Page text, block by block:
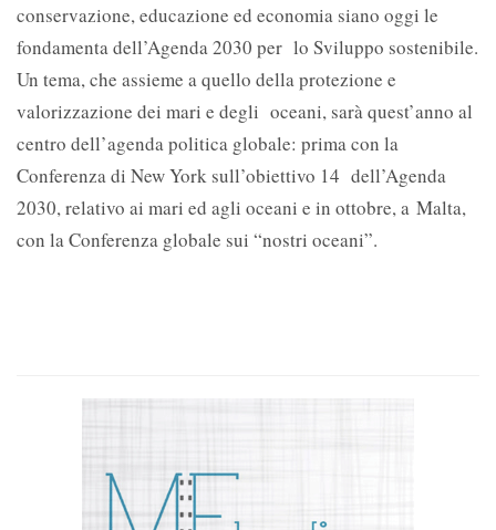
conservazione, educazione ed economia siano oggi le
fondamenta dell’Agenda 2030 per lo Sviluppo sostenibile.
Un tema, che assieme a quello della protezione e
valorizzazione dei mari e degli oceani, sarà quest’anno al
centro dell’agenda politica globale: prima con la
Conferenza di New York sull’obiettivo 14 dell’Agenda
2030, relativo ai mari ed agli oceani e in ottobre, a Malta,
con la Conferenza globale sui “nostri oceani”.